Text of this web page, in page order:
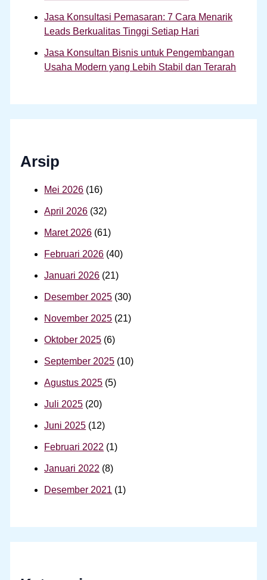
Jasa Konsultasi Pemasaran: 7 Cara Menarik
Leads Berkualitas Tinggi Setiap Hari
Jasa Konsultan Bisnis untuk Pengembangan
Usaha Modern yang Lebih Stabil dan Terarah
Arsip
Mei 2026 (16)
April 2026 (32)
Maret 2026 (61)
Februari 2026 (40)
Januari 2026 (21)
Desember 2025 (30)
November 2025 (21)
Oktober 2025 (6)
September 2025 (10)
Agustus 2025 (5)
Juli 2025 (20)
Juni 2025 (12)
Februari 2022 (1)
Januari 2022 (8)
Desember 2021 (1)